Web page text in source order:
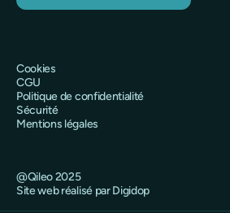
@Qileo 2025
Site web réalisé par Digidop
Cookies
CGU
Politique de confidentialité
Sécurité
Mentions légales